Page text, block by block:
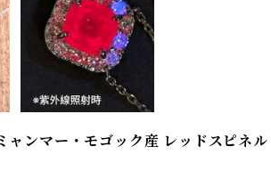
ンマー・モゴック産 レッドスピネ